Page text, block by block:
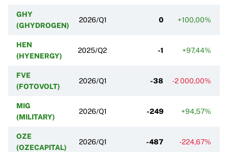
GHY
(GHYDROGEN)
2026/Q1 0 +100,00%
HEN
(HYENERGY)
2025/Q2 -1 +97,44%
FVE
(FOTOVOLT)
2026/Q1 -38 -2 000,00%
MIG
(MILITARY)
2026/Q1 -249 +94,57%
OZE
(OZECAPITAL)
2026/Q1 -487 -224,67%